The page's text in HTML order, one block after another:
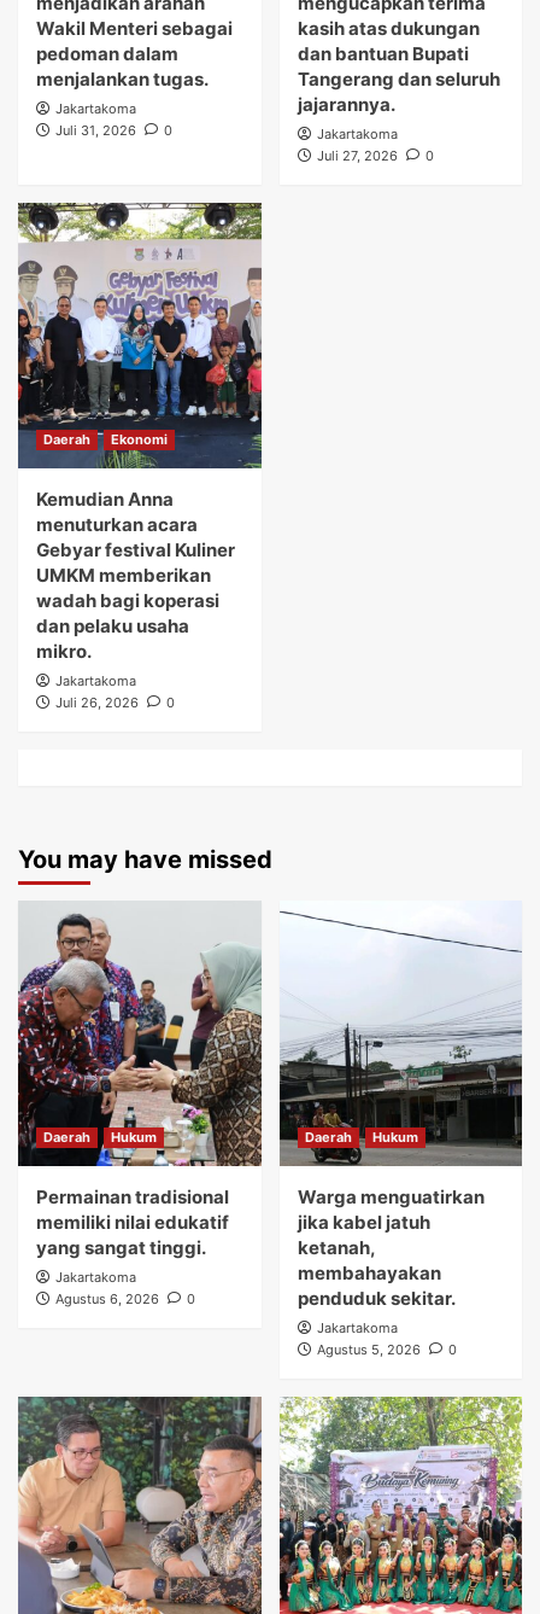
Wakil Menteri sebagai
pedoman dalam
menjalankan tugas.
Jakartakoma
Juli 31, 2026
0
kasih atas dukungan
dan bantuan Bupati
Tangerang dan seluruh
jajarannya.
Jakartakoma
Juli 27, 2026
0
Daerah Ekonomi
Kemudian Anna
menuturkan acara
Gebyar festival Kuliner
UMKM memberikan
wadah bagi koperasi
dan pelaku usaha
mikro.
Jakartakoma
Juli 26, 2026
0
You may have missed
Daerah Hukum
Permainan tradisional
memiliki nilai edukatif
yang sangat tinggi.
Jakartakoma
Agustus 6, 2026
0
Daerah Hukum
Warga menguatirkan
jika kabel jatuh
ketanah,
membahayakan
penduduk sekitar.
Jakartakoma
Agustus 5, 2026
0